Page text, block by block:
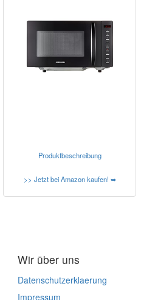
Produktbeschreibung
>> Jetzt bei Amazon kaufen! ➥
Wir über uns
Datenschutzerklaerung
Impressum